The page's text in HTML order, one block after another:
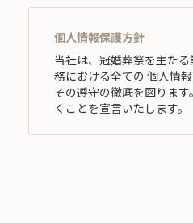
個人情報保護方針
当社は、冠婚葬祭を主た
務における全ての 個人情
その遵守の徹底を図りま
くことを宣言いたします。
当社は、個人情報を取得
成に必要な範囲 内におい
（1）冠婚葬祭業及び冠婚